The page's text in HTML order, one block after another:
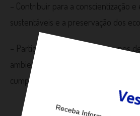
– Contribuir para a conscientização
sustentáveis e a preservação dos
– Participar de comissões e grupos
ambientais, controle de poluição,
cumprimento das normativas vigentes.